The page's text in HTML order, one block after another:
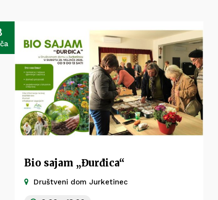
Bio sajam „Đurđica“
Društveni dom Jurketinec